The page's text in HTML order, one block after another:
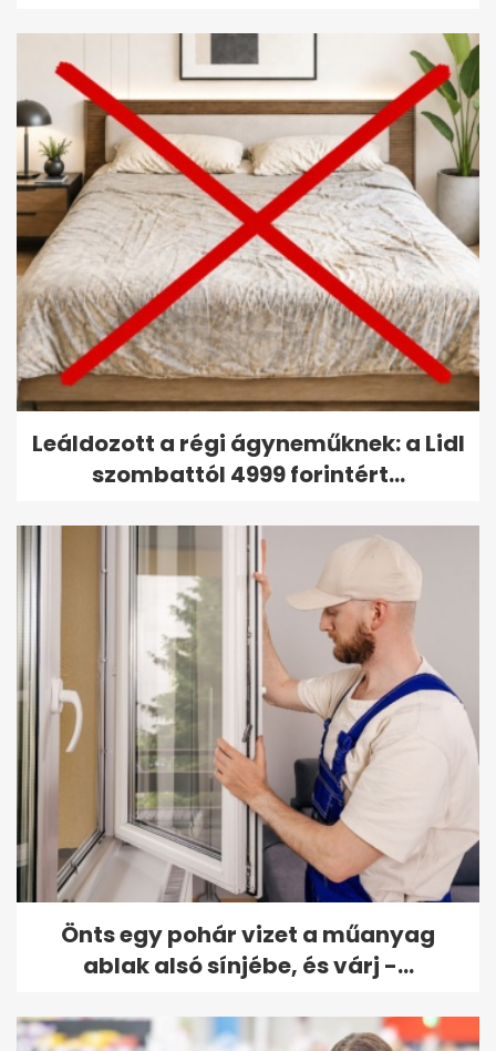
Leáldozott a régi ágyneműknek: a Lidl
szombattól 4999 forintért...
Önts egy pohár vizet a műanyag
ablak alsó sínjébe, és várj -...